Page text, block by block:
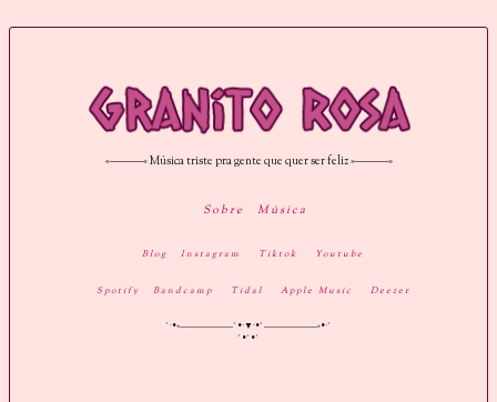
«———« Música triste pra gente que quer ser feliz »———»
Sobre Música
Blog Instagram Tiktok Youtube
Spotify Bandcamp Tidal Apple Music Deezer
˚·•«——————˚•·▼·•˚——————»•·˚
˚•˚•˚